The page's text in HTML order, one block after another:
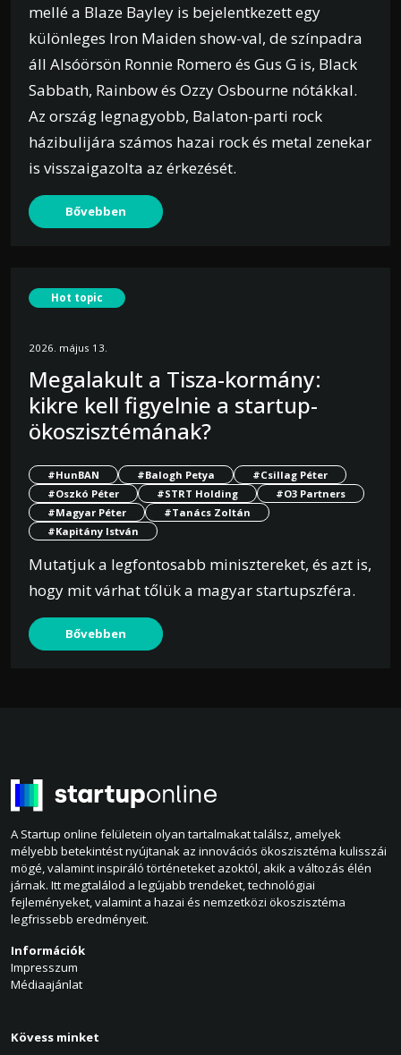
mellé a Blaze Bayley is bejelentkezett egy
különleges Iron Maiden show-val, de színpadra
áll Alsóörsön Ronnie Romero és Gus G is, Black
Sabbath, Rainbow és Ozzy Osbourne nótákkal.
Az ország legnagyobb, Balaton-parti rock
házibulijára számos hazai rock és metal zenekar
is visszaigazolta az érkezését.
Bővebben
Hot topic
2026. május 13.
Megalakult a Tisza-kormány:
kikre kell figyelnie a startup-
ökoszisztémának?
#HunBAN #Balogh Petya
#Csillag Péter
#Oszkó Péter
#STRT Holding
#O3 Partners
#Magyar Péter
#Tanács Zoltán
#Kapitány István
Mutatjuk a legfontosabb minisztereket, és azt is,
hogy mit várhat tőlük a magyar startupszféra.
Bővebben
A Startup online felületein olyan tartalmakat találsz, amelyek
mélyebb betekintést nyújtanak az innovációs ökoszisztéma kulisszái
mögé, valamint inspiráló történeteket azoktól, akik a változás élén
járnak. Itt megtalálod a legújabb trendeket, technológiai
fejleményeket, valamint a hazai és nemzetközi ökoszisztéma
legfrissebb eredményeit.
Információk
Impresszum
Médiaajánlat
Kövess minket